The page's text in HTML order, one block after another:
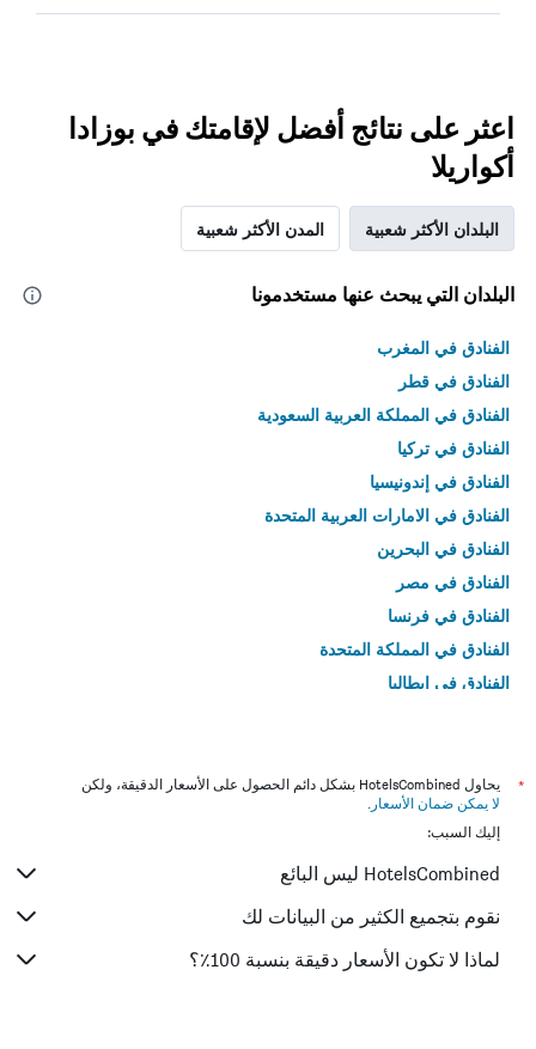
اعثر على نتائج أفضل لإقامتك في بوزادا
أكواريلا
البلدان الأكثر شعبية المدن الأكثر شعبية
البلدان التي يبحث عنها مستخدمونا
الفنادق في المغرب
الفنادق في قطر
الفنادق في المملكة العربية السعودية
الفنادق في تركيا
الفنادق في إندونيسيا
الفنادق في الامارات العربية المتحدة
الفنادق في البحرين
الفنادق في مصر
الفنادق في فرنسا
الفنادق في المملكة المتحدة
الفنادق في إيطاليا
*
يحاول HotelsCombined بشكل دائم الحصول على الأسعار الدقيقة، ولكن
لا يمكن ضمان الأسعار .
إليك السبب:
HotelsCombined ليس البائع
نقوم بتجميع الكثير من البيانات لك
لماذا لا تكون الأسعار دقيقة بنسبة 100٪؟